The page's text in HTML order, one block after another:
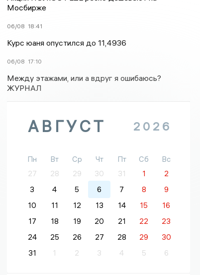
Мосбирже
06/08 18:41
Курс юаня опустился до 11,4936
06/08 17:10
Между этажами, или а вдруг я ошибаюсь?
ЖУРНАЛ
АВГУСТ 2026
Пн Вт Ср Чт Пт Сб
Вс
27
28 29 30 31 1
2
3
4 5 6 7 8
9
10
11 12 13 14 15
16
17
18 19 20 21 22
23
24
25 26 27 28 29
30
31
1 2 3 4 5 6